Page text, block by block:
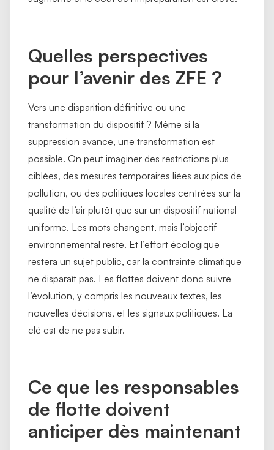
Quelles perspectives
pour l’avenir des ZFE ?
Vers une disparition définitive ou une
transformation du dispositif ? Même si la
suppression avance, une transformation est
possible. On peut imaginer des restrictions plus
ciblées, des mesures temporaires liées aux pics de
pollution, ou des politiques locales centrées sur la
qualité de l’air plutôt que sur un dispositif national
uniforme. Les mots changent, mais l’objectif
environnemental reste. Et l’effort écologique
restera un sujet public, car la contrainte climatique
ne disparaît pas. Les flottes doivent donc suivre
l’évolution, y compris les nouveaux textes, les
nouvelles décisions, et les signaux politiques. La
clé est de ne pas subir.
Ce que les responsables
de flotte doivent
anticiper dès maintenant